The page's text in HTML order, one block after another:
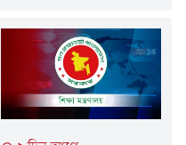
শিক্ষা বোর্ডগুলোর ওয়েবসাইট এবং
শিক্ষাপ্রতিষ্ঠানভিত্তিক ফল-এই তিন
উপায়ে নিজেদের ফল জানতে
পারবেন। ফল প্রকাশের দিন
শিক্ষার্থীদের সুবিধার জন্য প্রতিটি